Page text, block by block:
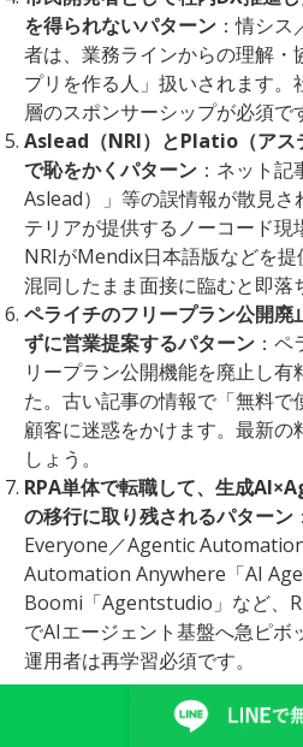
を得られないパターン ：情シ
者は、業務ラインからの理解・
プリを作る人」扱いされます。
層のスポンサーシップが必須で
Aslead（NRI）とPlatio（アス
で恥をかくパターン ：ネット
Aslead）」等の誤情報が散見
テリアが提供するノーコード現
NRIがMendix日本語版などを提
混同したまま面接に臨むと即落
ペライチのフリープラン公開廃
ずに営業提案するパターン ：
リープラン公開機能を廃止し有
た。古い記事の情報で「無料で
顧客に迷惑をかけます。最新の
しょう。
RPA単体で転職して、生成
の移行に取り残されるパターン
Everyone／Agentic Automation
Automation Anywhere「AI
Boomi「Agentstudio」など、
でAIエージェント基盤へ急ピボ
運用者は再学習必須です。
失敗パターンの多く
デルの解像度が低い」ことから